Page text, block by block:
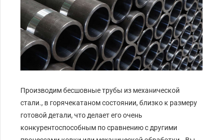
Производим бесшовные трубы из механической
стали., в горячекатаном состоянии, близко к размеру
готовой детали, что делает его очень
конкурентоспособным по сравнению с другими